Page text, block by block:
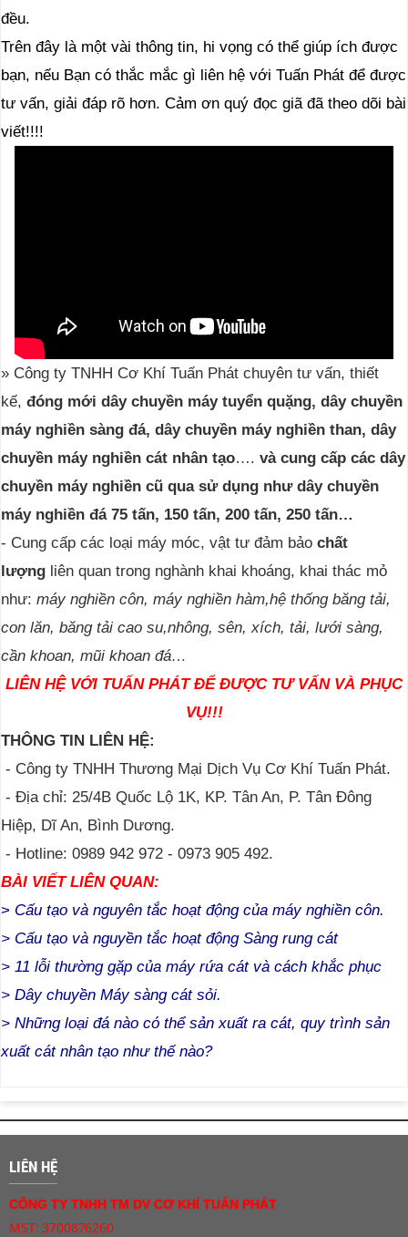
đều.
Trên đây là một vài thông tin, hi vọng có thể giúp ích được
bạn, nếu Bạn có thắc mắc gì liên hệ với Tuấn Phát để được
tư vấn, giải đáp rõ hơn. Cảm ơn quý đọc giã đã theo dõi bài
viết!!!!
» Công ty TNHH Cơ Khí Tuấn Phát chuyên tư vấn, thiết
kế, đóng mới dây chuyền máy tuyển quặng, dây chuyền
máy nghiền sàng đá, dây chuyền máy nghiền than, dây
chuyền máy nghiền cát nhân tạo…. và cung cấp các dây
chuyền máy nghiền cũ qua sử dụng như dây chuyền
máy nghiền đá 75 tấn, 150 tấn, 200 tấn, 250 tấn…
- Cung cấp các loại máy móc, vật tư đảm bảo chất
lượng liên quan trong nghành khai khoáng, khai thác mỏ
như: máy nghiền côn, máy nghiền hàm,hệ thống băng tải,
con lăn, băng tải cao su,nhông, sên, xích, tải, lưới sàng,
cần khoan, mũi khoan đá…
LIÊN HỆ VỚI TUẤN PHÁT ĐỂ ĐƯỢC TƯ VẤN VÀ PHỤC
VỤ!!!
THÔNG TIN LIÊN HỆ:
- Công ty TNHH Thương Mại Dịch Vụ Cơ Khí Tuấn Phát.
- Địa chỉ: 25/4B Quốc Lộ 1K, KP. Tân An, P. Tân Đông
Hiệp, Dĩ An, Bình Dương.
- Hotline: 0989 942 972 - 0973 905 492.
BÀI VIẾT LIÊN QUAN:
> Cấu tạo và nguyên tắc hoạt động của máy nghiền côn.
> Cấu tạo và nguyền tắc hoạt động Sàng rung cát
> 11 lỗi thường gặp của máy rứa cát và cách khắc phục
> Dây chuyền Máy sàng cát sỏi.
> Những loại đá nào có thể sản xuất ra cát, quy trình sản
xuất cát nhân tạo như thế nào?
LIÊN HỆ
CÔNG TY TNHH TM DV CƠ KHÍ TUẤN PHÁT
MST: 3700876260